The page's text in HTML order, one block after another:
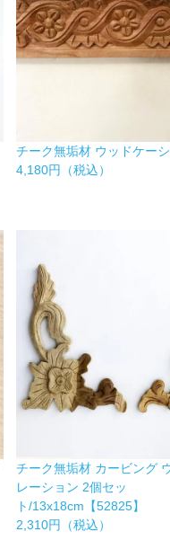
チーク無垢材 ウッドケー
4,180円（税込）
チーク無垢材 カービング
レーション 2個セッ
ト/13x18cm【52825】
2,310円（税込）